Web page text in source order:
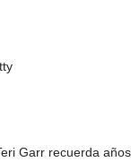
Garr recuerda